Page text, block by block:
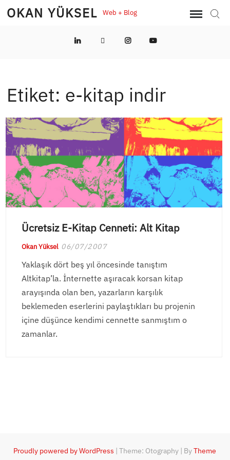
SkipOKAN YÜKSEL Web + Blog
LinkedInTwitterInstagramYouTube
Etiket: e-kitap indir
Ücretsiz E-Kitap Cenneti: Alt Kitap
Okan Yüksel 06/07/2007
Yaklaşık dört beş yıl öncesinde tanıştım
Altkitap’la. İnternette aşıracak korsan kitap
arayışında olan ben, yazarların karşılık
beklemeden eserlerini paylaştıkları bu projenin
içine düşünce kendimi cennette sanmıştım o
zamanlar.
Proudly powered by WordPress |Theme: Otography ByTheme